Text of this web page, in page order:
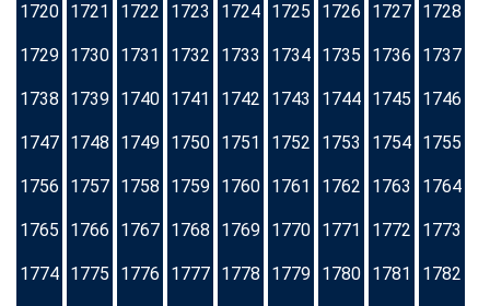
1720 1721 1722 1723 1724 1725 1726 1727 1728
1729 1730 1731 1732 1733 1734 1735 1736 1737
1738 1739 1740 1741 1742 1743 1744 1745 1746
1747 1748 1749 1750 1751 1752 1753 1754 1755
1756 1757 1758 1759 1760 1761 1762 1763 1764
1765 1766 1767 1768 1769 1770 1771 1772 1773
1774 1775 1776 1777 1778 1779 1780 1781 1782